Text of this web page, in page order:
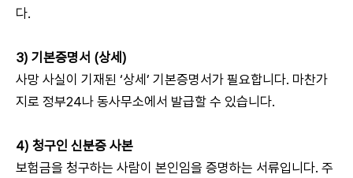
다.
3) 기본증명서 (상세)
사망 사실이 기재된 ‘상세’ 기본증명서가 필요합니다. 마찬가
지로 정부24나 동사무소에서 발급할 수 있습니다.
4) 청구인 신분증 사본
보험금을 청구하는 사람이 본인임을 증명하는 서류입니다. 주